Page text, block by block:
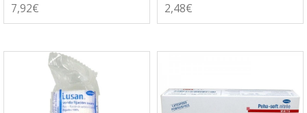
7,92€ 2,48€